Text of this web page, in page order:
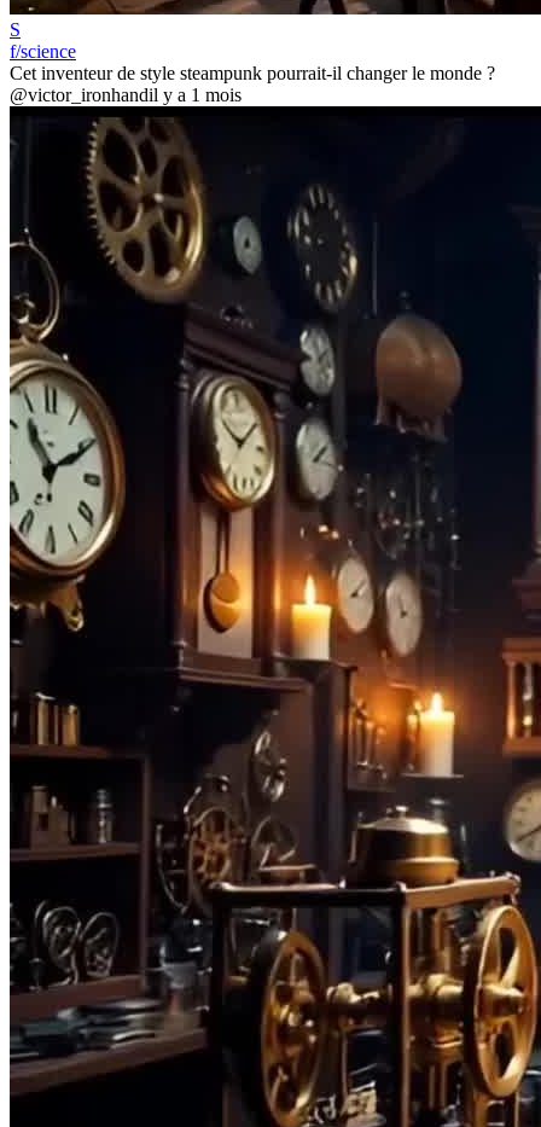
S
f/science
Cet inventeur de style steampunk pourrait-il changer le monde ?
@victor_ironhandil y a 1 mois